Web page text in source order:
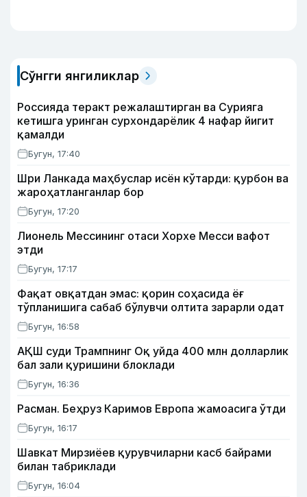
Сўнгги янгиликлар
Россияда теракт режалаштирган ва Сурияга
кетишга уринган сурхондарёлик 4 нафар йигит
қамалди
Бугун, 17:40
Шри Ланкада маҳбуслар исён кўтарди: қурбон ва
жароҳатланганлар бор
Бугун, 17:20
Лионель Мессининг отаси Хорхе Месси вафот
этди
Бугун, 17:17
Фақат овқатдан эмас: қорин соҳасида ёғ
тўпланишига сабаб бўлувчи олтита зарарли одат
Бугун, 16:58
АҚШ суди Трампнинг Оқ уйда 400 млн долларлик
бал зали қуришини блоклади
Бугун, 16:36
Расман. Беҳруз Каримов Европа жамоасига ўтди
Бугун, 16:17
Шавкат Мирзиёев қурувчиларни касб байрами
билан табриклади
Бугун, 16:04